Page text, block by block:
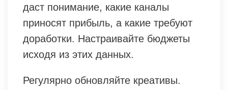
даст понимание, какие каналы
приносят прибыль, а какие требуют
доработки. Настраивайте бюджеты
исходя из этих данных.
Регулярно обновляйте креативы.